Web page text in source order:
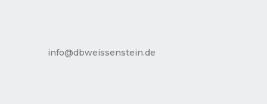
info@dbweissenstein.de